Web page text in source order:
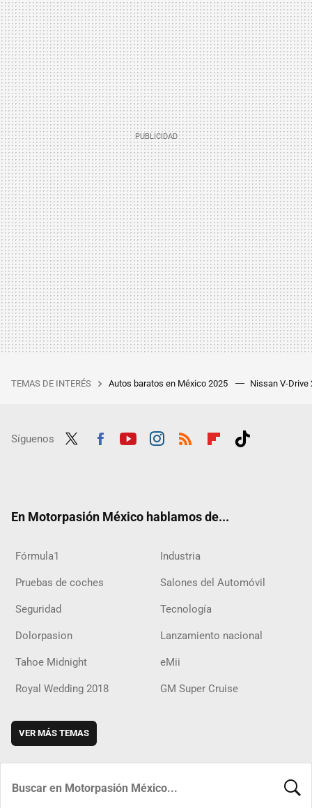
TEMAS DE INTERÉS Autos baratos en México 2025 Nissan V-Drive
Síguenos
En Motorpasión México hablamos de...
Fórmula1 Industria
Pruebas de coches Salones del Automóvil
Seguridad Tecnología
Dolorpasion Lanzamiento nacional
Tahoe Midnight eMii
Royal Wedding 2018 GM Super Cruise
VER MÁS TEMAS